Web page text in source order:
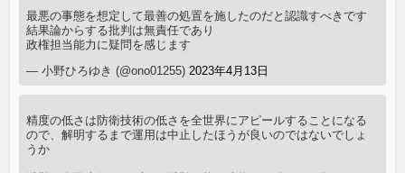
最悪の事態を想定して最善の処置を施したのだと認識すべきです
結果論からする批判は無責任であり
政権担当能力に疑問を感じます
— 小野ひろゆき (@ono01255) 2023年4月13日
精度の低さは防衛技術の低さを全世界にアピールすることになる
ので、解明するまで運用は中止したほうが良いのではないでしょ
うか